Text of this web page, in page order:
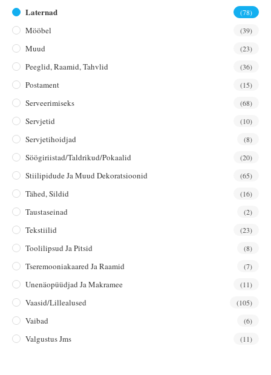
Laternad (78)
Mööbel (39)
Muud (23)
Peeglid, Raamid, Tahvlid (36)
Postament (15)
Serveerimiseks (68)
Servjetid (10)
Servjetihoidjad (8)
Söögiriistad/taldrikud/pokaalid (20)
Stiilipidude Ja Muud Dekoratsioonid (65)
Tähed, Sildid (16)
Taustaseinad (2)
Tekstiilid (23)
Toolilipsud Ja Pitsid (8)
Tseremooniakaared Ja Raamid (7)
Unenäopüüdjad Ja Makramee (11)
Vaasid/lillealused (105)
Vaibad (6)
Valgustus Jms (11)